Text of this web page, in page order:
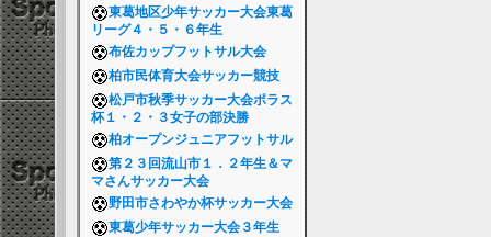
東葛地区少年サッカー大会東葛
リーグ４・５・６年生
布佐カップフットサル大会
柏市民体育大会サッカー競技
松戸市秋季サッカー大会ポラス
杯１・２・３女子の部決勝
柏オープンジュニアフットサル
第２３回流山市１．２年生＆マ
マさんサッカー大会
野田市さわやか杯サッカー大会
東葛少年サッカー大会３年生